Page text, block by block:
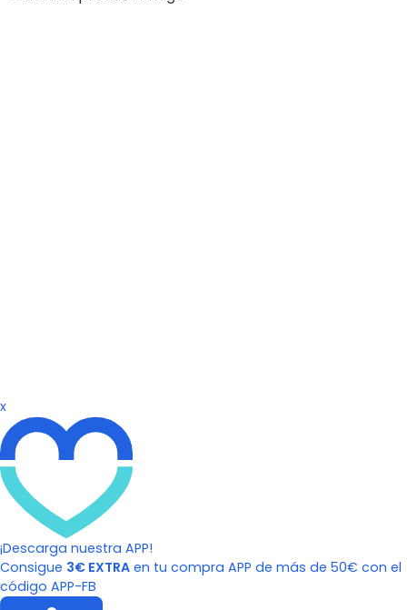
x
¡Descarga nuestra APP!
Consigue 3€ EXTRA en tu compra APP de más de 50€ con el
código APP-FB